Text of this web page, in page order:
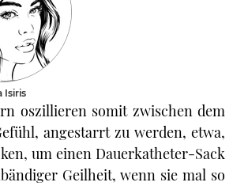
Isiris
oszillieren somit zwischen dem
angestarrt zu werden, etwa,
um einen Dauerkatheter-Sack
Geilheit, wenn sie mal so